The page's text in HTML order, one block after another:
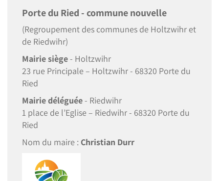
Porte du Ried - commune nouvelle
(Regroupement des communes de Holtzwihr et
de Riedwihr)
Mairie siège- Holtzwihr
23 rue Principale – Holtzwihr - 68320 Porte du
Ried
Mairie déléguée- Riedwihr
1 place de l’Eglise – Riedwihr - 68320 Porte du
Ried
Nom du maire : Christian Durr